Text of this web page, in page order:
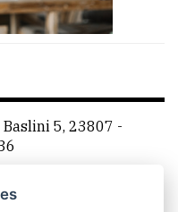
Baslini 5, 23807 -